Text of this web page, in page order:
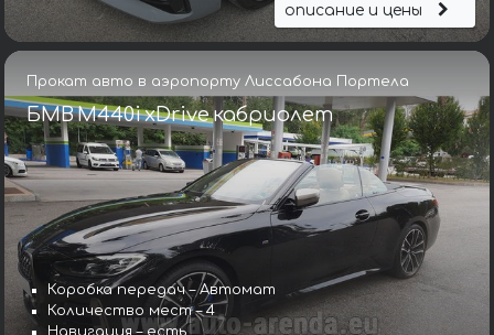
описание и цены
Прокат авто в аэропорту Лиссабона Портела
БМВ M440i xDrive кабриолет
Коробка передач – Автомат
Количество мест – 4
Навигация – есть